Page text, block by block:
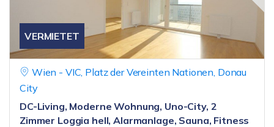
VERMIETET
Wien - VIC, Platz der Vereinten Nationen, Donau
City
DC-Living, Moderne Wohnung, Uno-City, 2
Zimmer Loggia hell, Alarmanlage, Sauna, Fitness